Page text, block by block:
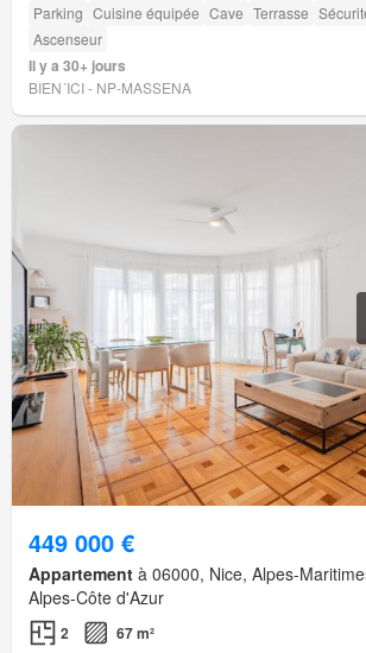
Parking Cuisine équipée Cave Terrasse
Ascenseur
Il y a 30+ jours
BIEN´ICI - NP-MASSENA
449 000 €
Appartement à 06000, Nice, Alpes-
Alpes-Côte d'Azur
2 67 m²